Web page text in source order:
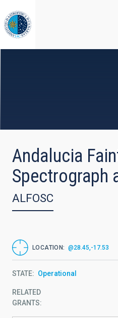
to
main
content
Andalucia
Spectrograph
ALFOSC
LOCATION @28.45,-17.53
STATE Operational
RELATED
GRANTS: